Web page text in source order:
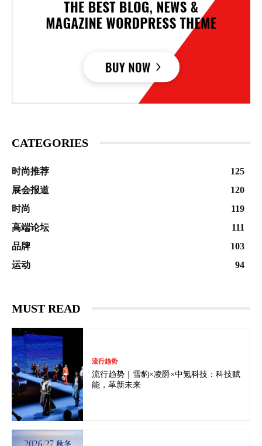
CATEGORIES
时尚推荐
125
展会报道
120
时尚
119
高端论坛
111
品牌
103
运动
94
MUST READ
流行趋势
流行趋势｜雪豹×凌爵×中氪科技：科技赋
能，革新未来